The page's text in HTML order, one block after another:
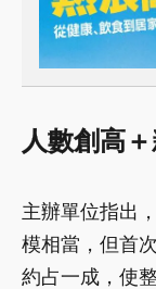
人數創高
主辦單位指出
模相當，但首
約占一成，使